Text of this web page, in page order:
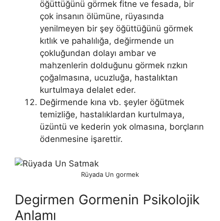
öğüttüğünü görmek fitne ve fesada, bir
çok insanın ölümüne, rüyasında
yenilmeyen bir şey öğüttüğünü gör­mek
kıtlık ve pahalılığa, değirmende un
çokluğundan dolayı ambar ve
mahzenlerin dolduğunu görmek rızkın
çoğalmasına, ucuzluğa, hastalıktan
kurtulmaya delalet eder.
Değirmende kına vb. şeyler öğütmek
temizliğe, hastalıklardan kurtul­maya,
üzüntü ve kederin yok olmasına, borçların
ödenmesine işarettir.
Rüyada Un gormek
Degirmen Gormenin Psikolojik
Anlamı